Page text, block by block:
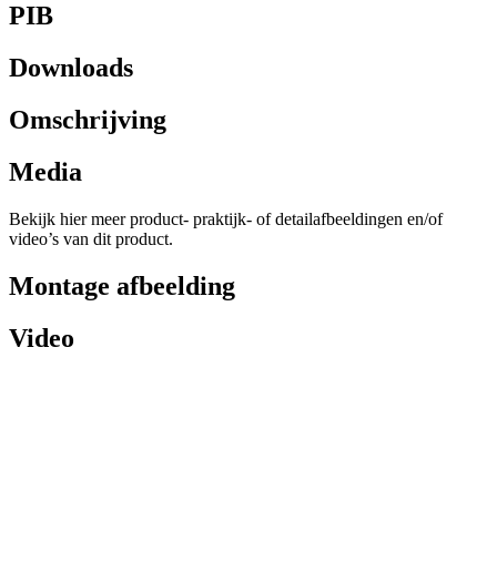
PIB
Downloads
Omschrijving
Media
Bekijk hier meer product- praktijk- of detailafbeeldingen en/of
video’s van dit product.
Montage afbeelding
Video